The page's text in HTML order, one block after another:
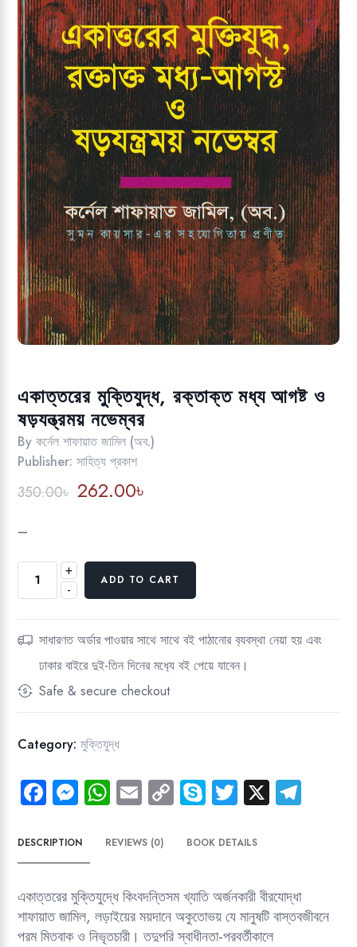
একাত্তরের মুক্তিযুদ্ধ, রক্তাক্ত মধ্য আগষ্ট ও
ষড়যন্ত্রময় নভেম্বর
Byকর্নেল শাফায়াত জামিল (অব.)
Publisher:সাহিত্য প্রকাশ
350.00৳ Original
price
350.00৳.
262.00৳Current
262.00৳.
–
-
একাত্তরের
মধ্য
আগষ্ট
ষড়যন্ত্রময়
+
ADD TO CART
সাধারণত অর্ডার পাওয়ার সাথে সাথে বই পাঠানোর ব‍্যবস্থা নেয়া হয় এবং
ঢাকার বাইরে দুই-তিন দিনের মধ‍্যে বই পেয়ে যাবেন।
Safe & secure checkout
Category: মুক্তিযুদ্ধ
Fa
ce
b
o
ok
M
es
se
n
g
er
W
ha
ts
p
p
E
m
ail
C
o
py
nk
Sk
yp
e
T
wi
tt
X
m
DESCRIPTION REVIEWS (0) BOOK DETAILS
একাত্তরের মুক্তিযুদ্ধে কিংবদন্তিসম খ্যাতি অর্জনকারী বীরযোদ্ধা
শাফায়াত জামিল, লড়াইয়ের ময়দানে অকুতোভয় যে মানুষটি বাস্তবজীবনে
পরম মিতবাক ও নিভৃতচারী। তদুপরি স্বাধীনতা-পরবর্তীকালে